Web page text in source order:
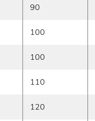
90
100
100
110
120